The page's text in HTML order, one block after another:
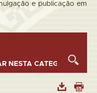
e publicação em